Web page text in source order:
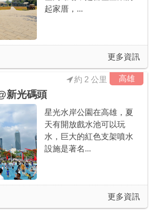
起家厝，...
更多資訊
高雄
新光碼頭
約 2 公里
星光水岸公園在高雄，夏
天有開放戲水池可以玩
水，巨大的紅色支架噴水
設施是著名...
更多資訊